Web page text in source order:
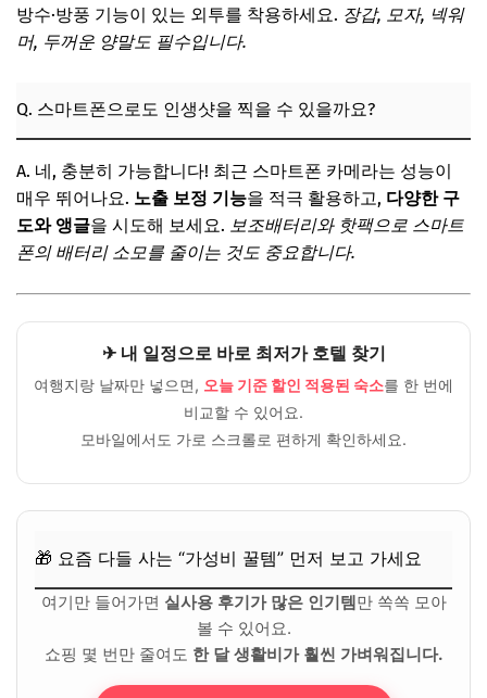
방수·방풍 기능이 있는 외투를 착용하세요. 장갑, 모자, 넥워
머, 두꺼운 양말도 필수입니다.
Q. 스마트폰으로도 인생샷을 찍을 수 있을까요?
A. 네, 충분히 가능합니다! 최근 스마트폰 카메라는 성능이
매우 뛰어나요. 노출 보정 기능을 적극 활용하고, 다양한 구
도와 앵글을 시도해 보세요. 보조배터리와 핫팩으로 스마트
폰의 배터리 소모를 줄이는 것도 중요합니다.
✈ 내 일정으로 바로 최저가 호텔 찾기
여행지랑 날짜만 넣으면, 오늘 기준 할인 적용된 숙소를 한 번에
비교할 수 있어요.
모바일에서도 가로 스크롤로 편하게 확인하세요.
🎁 요즘 다들 사는 “가성비 꿀템” 먼저 보고 가세요
여기만 들어가면 실사용 후기가 많은 인기템 만 쏙쏙 모아
볼 수 있어요.
쇼핑 몇 번만 줄여도 한 달 생활비가 훨씬 가벼워집니다.